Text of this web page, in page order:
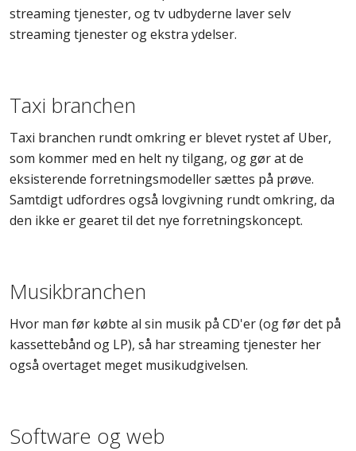
streaming tjenester, og tv udbyderne laver selv
streaming tjenester og ekstra ydelser.
Taxi branchen
Taxi branchen rundt omkring er blevet rystet af Uber,
som kommer med en helt ny tilgang, og gør at de
eksisterende forretningsmodeller sættes på prøve.
Samtdigt udfordres også lovgivning rundt omkring, da
den ikke er gearet til det nye forretningskoncept.
Musikbranchen
Hvor man før købte al sin musik på CD'er (og før det på
kassettebånd og LP), så har streaming tjenester her
også overtaget meget musikudgivelsen.
Software og web